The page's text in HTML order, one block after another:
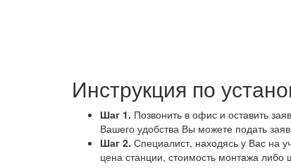
Инструкция по
Шаг 1. Позвонить в офис и оставить
Вашего удобства Вы можете подать
Шаг 2. Специалист, находясь у Вас на
цена станции, стоимость монтажа